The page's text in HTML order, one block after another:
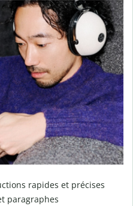
rapides et précises
paragraphes